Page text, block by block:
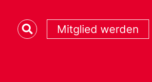
Mitglied werden